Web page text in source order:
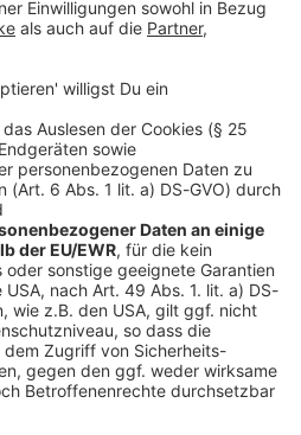
völlig getroffen. Sowohl
die ältere Generation war von
bestätigten. Mit ihrer
steht eine richtige Rockröhre
bei jedem Song mit vollen
Auch Thorsten Nathan begeistert
Stimme. In
die beiden eine Wucht auf der
und musikalisch liefert die
sein Instrument und ist
bei der Sache. Wir von unserer
ANTENNE Band nur bestens
Sechs sympathische
nicht nur auf der Bühne